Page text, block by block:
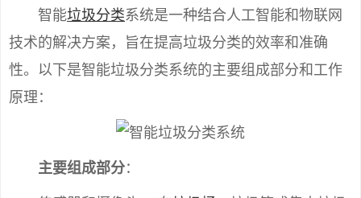
智能垃圾分类系统是一种结合人工智能和物联网
技术的解决方案，旨在提高垃圾分类的效率和准确
性。以下是智能垃圾分类系统的主要组成部分和工作
原理：
主要组成部分：